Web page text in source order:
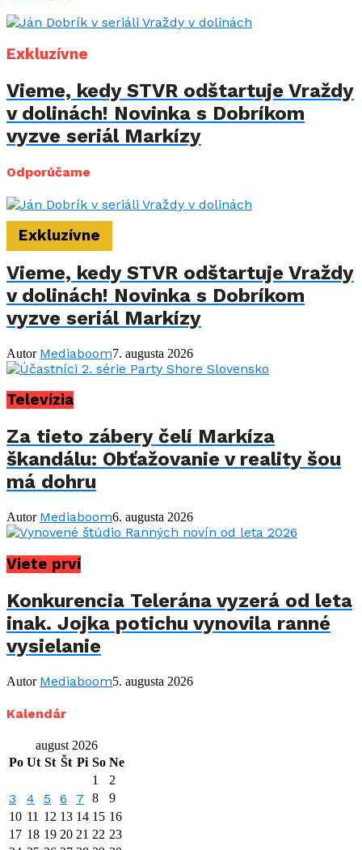
Exkluzívne
Vieme, kedy STVR odštartuje Vraždy
v dolinách! Novinka s Dobríkom
vyzve seriál Markízy
Odporúčame
Exkluzívne
Vieme, kedy STVR odštartuje Vraždy
v dolinách! Novinka s Dobríkom
vyzve seriál Markízy
Autor Mediaboom7. augusta 2026
Televízia
Za tieto zábery čelí Markíza
škandálu: Obťažovanie v reality šou
má dohru
Autor Mediaboom6. augusta 2026
Viete prví
Konkurencia Telerána vyzerá od leta
inak. Jojka potichu vynovila ranné
vysielanie
Autor Mediaboom5. augusta 2026
Kalendár
august 2026
Po Ut St Št Pi So Ne
1
2
3 4 5 6 7 8
9
10 11 12 13 14 15 16
17 18 19 20 21 22 23